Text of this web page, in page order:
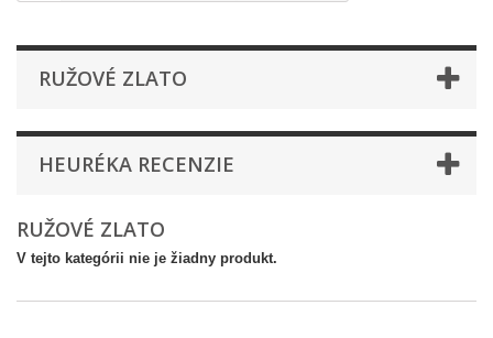
RUŽOVÉ ZLATO
HEURÉKA RECENZIE
RUŽOVÉ ZLATO
V tejto kategórii nie je žiadny produkt.